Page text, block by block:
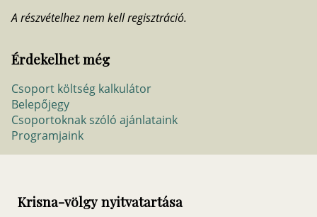
A részvételhez nem kell regisztráció.
Érdekelhet még
Csoport költség kalkulátor
Belepőjegy
Csoportoknak szóló ajánlataink
Programjaink
Krisna-völgy nyitvatartása